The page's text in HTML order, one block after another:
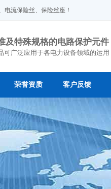
电流保险丝、保险丝座！
及特殊规格的电路保护元件
可广泛应用于各电力设备领域的运用
荣誉资质 客户反馈